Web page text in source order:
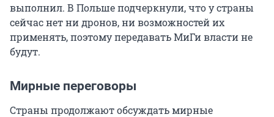
выполнил. В Польше подчеркнули, что у страны
сейчас нет ни дронов, ни возможностей их
применять, поэтому передавать МиГи власти не
будут.
Мирные переговоры
Страны продолжают обсуждать мирные